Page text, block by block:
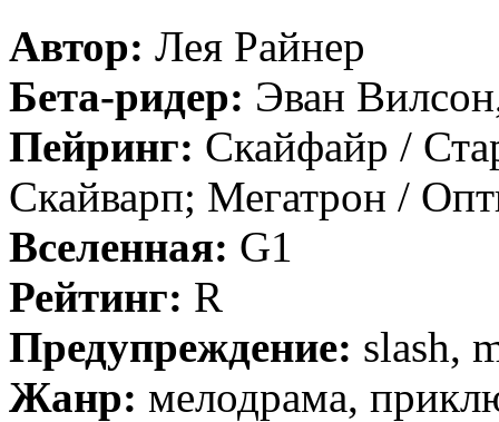
Автор: Лея Райнер
Бета-ридер: Эван
Пейринг: Скайфайр /
Скайварп; Мегатрон /
Вселенная: G1
Рейтинг: R
Предупреждение: slash,
Жанр: мелодрама,